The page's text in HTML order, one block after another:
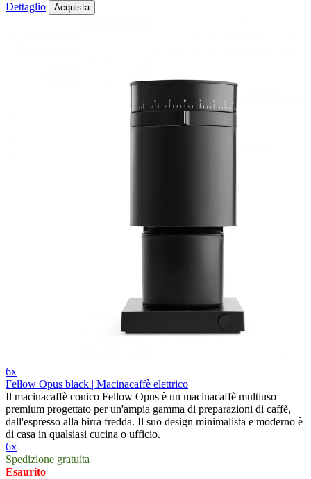
Dettaglio Acquista
6x
Fellow Opus black | Macinacaffè elettrico
Il macinacaffè conico Fellow Opus è un macinacaffè multiuso
premium progettato per un'ampia gamma di preparazioni di caffè,
dall'espresso alla birra fredda. Il suo design minimalista e moderno è
di casa in qualsiasi cucina o ufficio.
6x
Spedizione gratuita
Esaurito